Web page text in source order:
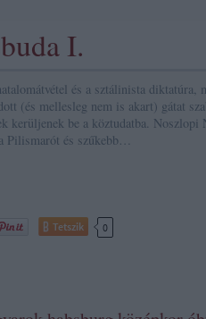
I.
és a sztálinista diktatúra,
(és mellesleg nem is akart) gátat
kerüljenek be a köztudatba. Noszlopi
Pilismarót és szűkebb…
Tetszik 0